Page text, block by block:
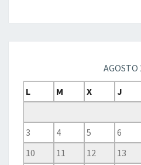
AGOSTO
L
M X J
3
4 5 6
10
11 12 13